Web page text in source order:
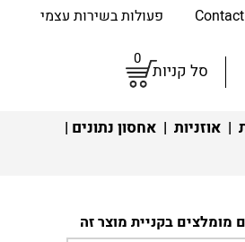
פעולות בשירות עצמי
סל קניות
0
| אוזניות | אחסון נתונים |
מומלצים בקניית מוצר זה